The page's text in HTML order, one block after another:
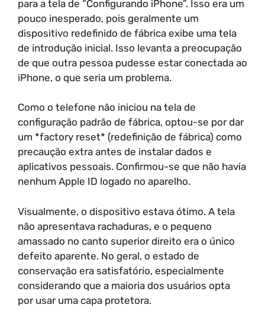
para a tela de “Configurando iPhone”. Isso era um
pouco inesperado, pois geralmente um
dispositivo redefinido de fábrica exibe uma tela
de introdução inicial. Isso levanta a preocupação
de que outra pessoa pudesse estar conectada ao
iPhone, o que seria um problema.
Como o telefone não iniciou na tela de
configuração padrão de fábrica, optou-se por dar
um *factory reset* (redefinição de fábrica) como
precaução extra antes de instalar dados e
aplicativos pessoais. Confirmou-se que não havia
nenhum Apple ID logado no aparelho.
Visualmente, o dispositivo estava ótimo. A tela
não apresentava rachaduras, e o pequeno
amassado no canto superior direito era o único
defeito aparente. No geral, o estado de
conservação era satisfatório, especialmente
considerando que a maioria dos usuários opta
por usar uma capa protetora.